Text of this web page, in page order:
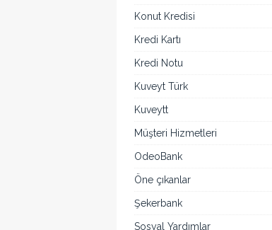
Konut Kredisi
Kredi Kartı
Kredi Notu
Kuveyt Türk
Kuveytt
Müşteri Hizmetleri
OdeoBank
Öne çıkanlar
Şekerbank
Sosyal Yardımlar